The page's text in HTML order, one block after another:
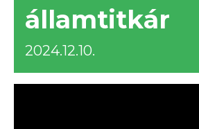
államtitkár
2024.12.10.